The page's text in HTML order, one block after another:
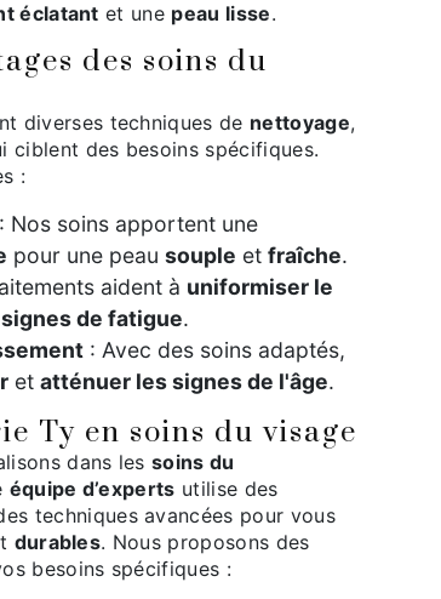
éclatant et une peau lisse.
des soins du
diverses techniques de nettoyage,
ciblent des besoins spécifiques.
:
: Nos soins apportent une
pour une peau souple et fraîche.
aident à uniformiser le
de fatigue.
: Avec des soins adaptés,
et atténuer les signes de l'âge.
Ty en soins du visage
dans lessoins du
équipe d’experts utilise des
techniques avancées pour vous
durables. Nous proposons des
besoins spécifiques :